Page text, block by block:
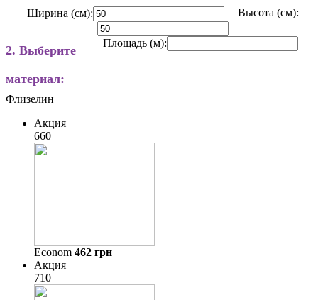
Ширина (см): Высота (см):
Площадь (м):
2. Выберите
материал:
Флизелин
Акция
660
Econom 462 грн
Акция
710